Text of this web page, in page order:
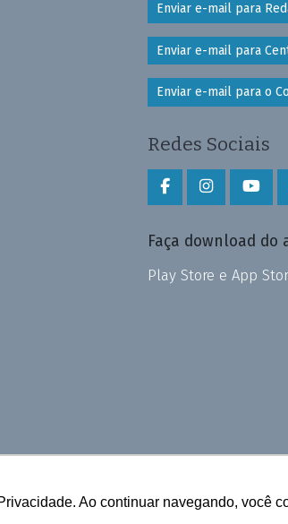
Ao continuar navegando, você
Enviar e-mail para
Enviar e-mail para
Enviar e-mail para o
Redes Sociais
Faça download do
Play Store e App